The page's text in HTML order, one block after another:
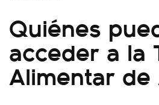
Quiénes
acceder a la
Alimentar de